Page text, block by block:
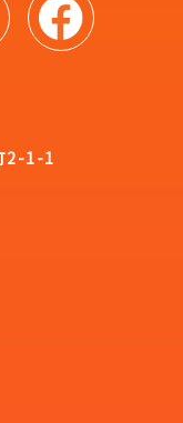
2-1-1